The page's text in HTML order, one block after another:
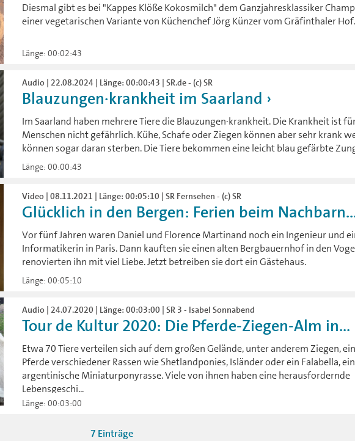
Diesmal gibt es bei "Kappes Klöße Kokosmilch" dem Ganzjahresklassiker
einer vegetarischen Variante von Küchenchef Jörg Künzer vom Gräfinthaler Hof.
Länge: 00:02:43
Audio | 22.08.2024 | Länge: 00:00:43 | SR.de - (c) SR
Blauzungen·krankheit im Saarland
Im Saarland haben mehrere Tiere die Blauzungen·krankheit. Die Krankheit ist
Menschen nicht gefährlich. Kühe, Schafe oder Ziegen können aber sehr krank
können sogar daran sterben. Die Tiere bekommen eine leicht blau gefärbte
Länge: 00:00:43
Video | 08.11.2021 | Länge: 00:05:10 | SR Fernsehen - (c) SR
Glücklich in den Bergen: Ferien beim
Vor fünf Jahren waren Daniel und Florence Martinand noch ein Ingenieur und
Informatikerin in Paris. Dann kauften sie einen alten Bergbauernhof in den
renovierten ihn mit viel Liebe. Jetzt betreiben sie dort ein Gästehaus.
Länge: 00:05:10
Audio | 24.07.2020 | Länge: 00:03:00 | SR 3 - Isabel Sonnabend
Tour de Kultur 2020: Die Pferde-Ziegen-Alm in...
Etwa 70 Tiere verteilen sich auf dem großen Gelände, unter anderem Ziegen,
Pferde verschiedener Rassen wie Shetlandponies, Isländer oder ein Falabella,
argentinische Miniaturponyrasse. Viele von ihnen haben eine herausfordernde
Lebensgeschi...
Länge: 00:03:00
7 Einträge